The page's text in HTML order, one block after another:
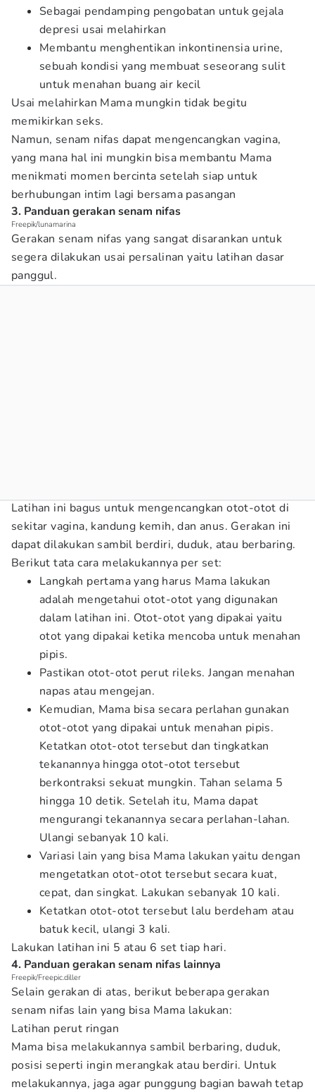
Sebagai pendamping pengobatan untuk gejala
depresi usai melahirkan
Membantu menghentikan inkontinensia urine,
sebuah kondisi yang membuat seseorang sulit
untuk menahan buang air kecil
Usai melahirkan Mama mungkin tidak begitu
memikirkan seks.
Namun, senam nifas dapat mengencangkan vagina,
yang mana hal ini mungkin bisa membantu Mama
menikmati momen bercinta setelah siap untuk
berhubungan intim lagi bersama pasangan
3. Panduan gerakan senam nifas
Freepik/lunamarina
Gerakan senam nifas yang sangat disarankan untuk
segera dilakukan usai persalinan yaitu latihan dasar
panggul.
Latihan ini bagus untuk mengencangkan otot-otot di
sekitar vagina, kandung kemih, dan anus. Gerakan ini
dapat dilakukan sambil berdiri, duduk, atau berbaring.
Berikut tata cara melakukannya per set:
Langkah pertama yang harus Mama lakukan
adalah mengetahui otot-otot yang digunakan
dalam latihan ini. Otot-otot yang dipakai yaitu
otot yang dipakai ketika mencoba untuk menahan
pipis.
Pastikan otot-otot perut rileks. Jangan menahan
napas atau mengejan.
Kemudian, Mama bisa secara perlahan gunakan
otot-otot yang dipakai untuk menahan pipis.
Ketatkan otot-otot tersebut dan tingkatkan
tekanannya hingga otot-otot tersebut
berkontraksi sekuat mungkin. Tahan selama 5
hingga 10 detik. Setelah itu, Mama dapat
mengurangi tekanannya secara perlahan-lahan.
Ulangi sebanyak 10 kali.
Variasi lain yang bisa Mama lakukan yaitu dengan
mengetatkan otot-otot tersebut secara kuat,
cepat, dan singkat. Lakukan sebanyak 10 kali.
Ketatkan otot-otot tersebut lalu berdeham atau
batuk kecil, ulangi 3 kali.
Lakukan latihan ini 5 atau 6 set tiap hari.
4. Panduan gerakan senam nifas lainnya
Freepik/Freepic.diller
Selain gerakan di atas, berikut beberapa gerakan
senam nifas lain yang bisa Mama lakukan:
Latihan perut ringan
Mama bisa melakukannya sambil berbaring, duduk,
posisi seperti ingin merangkak atau berdiri. Untuk
melakukannya, jaga agar punggung bagian bawah tetap